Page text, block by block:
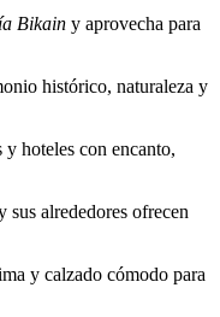
Bikain y aprovecha para
histórico, naturaleza y
hoteles con encanto,
alrededores ofrecen
y calzado cómodo para